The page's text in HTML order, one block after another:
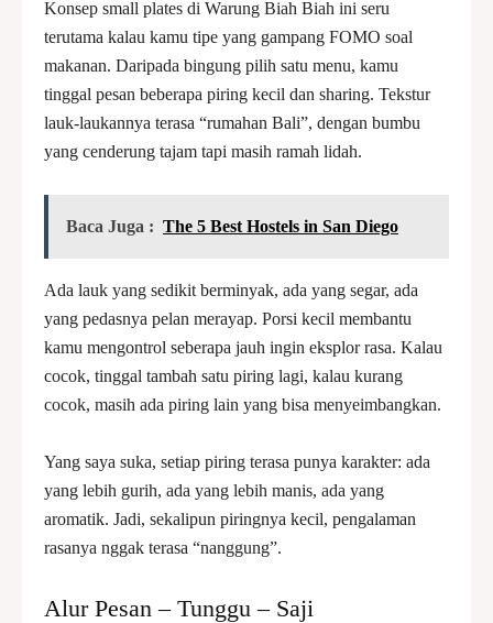
Konsep small plates di Warung Biah Biah ini seru
terutama kalau kamu tipe yang gampang FOMO soal
makanan. Daripada bingung pilih satu menu, kamu
tinggal pesan beberapa piring kecil dan sharing. Tekstur
lauk-laukannya terasa “rumahan Bali”, dengan bumbu
yang cenderung tajam tapi masih ramah lidah.
Baca Juga : The 5 Best Hostels in San Diego
Ada lauk yang sedikit berminyak, ada yang segar, ada
yang pedasnya pelan merayap. Porsi kecil membantu
kamu mengontrol seberapa jauh ingin eksplor rasa. Kalau
cocok, tinggal tambah satu piring lagi, kalau kurang
cocok, masih ada piring lain yang bisa menyeimbangkan.
Yang saya suka, setiap piring terasa punya karakter: ada
yang lebih gurih, ada yang lebih manis, ada yang
aromatik. Jadi, sekalipun piringnya kecil, pengalaman
rasanya nggak terasa “nanggung”.
Alur Pesan – Tunggu – Saji